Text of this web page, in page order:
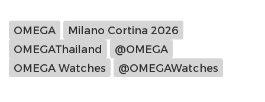
OMEGA
Milano Cortina 2026
OMEGAThailand
@OMEGA
OMEGA Watches
@OMEGAWatches